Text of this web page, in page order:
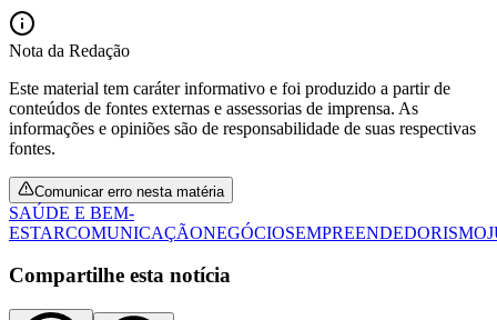
Fluminense
Nota da Redação
Este material tem caráter informativo e foi produzido a partir de
conteúdos de fontes externas e assessorias de imprensa. As
informações e opiniões são de responsabilidade de suas respectivas
fontes.
Comunicar erro nesta matéria
SAÚDE E BEM-
ESTARCOMUNICAÇÃONEGÓCIOSEMPREENDEDORISMO
Compartilhe esta notícia